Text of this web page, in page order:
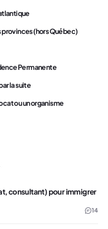
(hors Québec)
Permanente
la suite
ou un organisme
consultant) pour immigrer
14